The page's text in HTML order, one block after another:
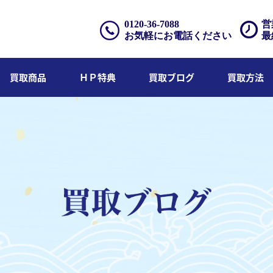
営
最
0120-36-7088
お気軽にお電話ください
買取商品 ＨＰ特典 買取ブログ 買取方法